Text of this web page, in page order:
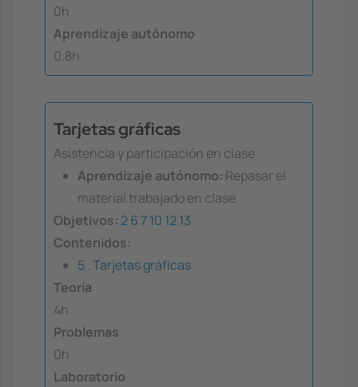
0h
Aprendizaje autónomo
0.8h
Tarjetas gráficas
Asistencia y participación en clase
Aprendizaje autónomo: Repasar el
material trabajado en clase
Objetivos: 26 7 10 1213
Contenidos:
5 . Tarjetas gráficas
Teoría
4h
Problemas
0h
Laboratorio